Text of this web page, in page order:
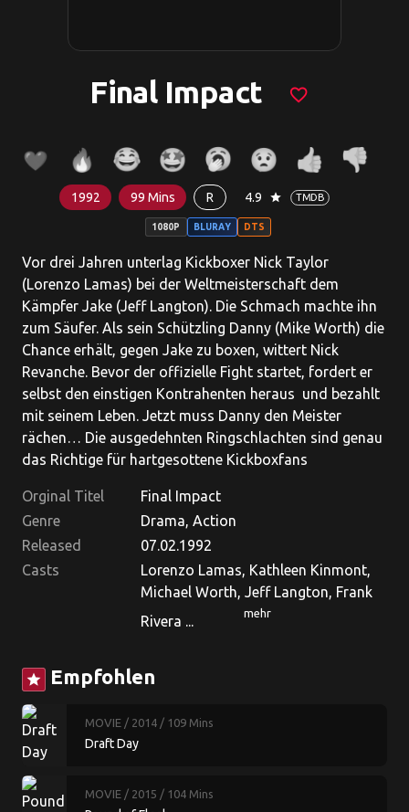
Final Impact favorite_border
1992 99 Mins R 4.9 star TMDB
1080P BLURAY DTS
Vor drei Jahren unterlag Kickboxer Nick Taylor
(Lorenzo Lamas) bei der Weltmeisterschaft dem
Kämpfer Jake (Jeff Langton). Die Schmach machte ihn
zum Säufer. Als sein Schützling Danny (Mike Worth) die
Chance erhält, gegen Jake zu boxen, wittert Nick
Revanche. Bevor der offizielle Fight startet, fordert er
selbst den einstigen Kontrahenten heraus ­ und bezahlt
mit seinem Leben. Jetzt muss Danny den Meister
rächen… Die ausgedehnten Ringschlachten sind genau
das Richtige für hartgesottene Kickboxfans
Orginal Titel
Final Impact
Genre
Drama, Action
Released
07.02.1992
Casts
Lorenzo Lamas, Kathleen Kinmont,
Michael Worth, Jeff Langton, Frank
Rivera ...
mehr
star Empfohlen
MOVIE / 2014 / 109 Mins
Draft Day
MOVIE / 2015 / 104 Mins